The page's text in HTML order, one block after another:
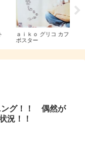
憶に残るaikoライブ２！！
ング！！ 偶然が
況！！